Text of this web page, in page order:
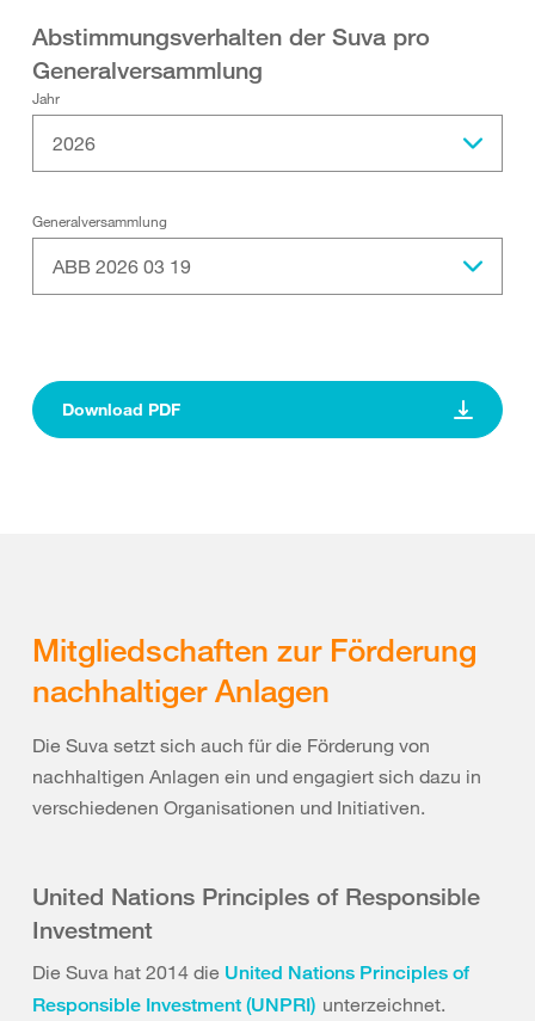
Abstimmungsverhalten der Suva pro
Generalversammlung
Jahr
2026
Generalversammlung
ABB 2026 03 19
Download PDF
Mitgliedschaften zur Förderung
nachhaltiger Anlagen
Die Suva setzt sich auch für die Förderung von
nachhaltigen Anlagen ein und engagiert sich dazu in
verschiedenen Organisationen und Initiativen.
United Nations Principles of Responsible
Investment
Die Suva hat 2014 die United Nations Principles of
Responsible Investment (UNPRI) unterzeichnet.